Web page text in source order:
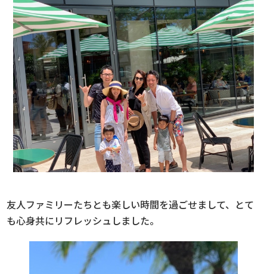
友人ファミリーたちとも楽しい時間を過ごせまして、とて
も心身共にリフレッシュしました。